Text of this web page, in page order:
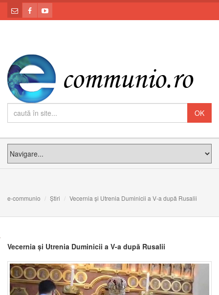
e-communio Știri Vecernia și Utrenia Duminicii a V-a după Rusalii
Vecernia și Utrenia Duminicii a V-a după Rusalii